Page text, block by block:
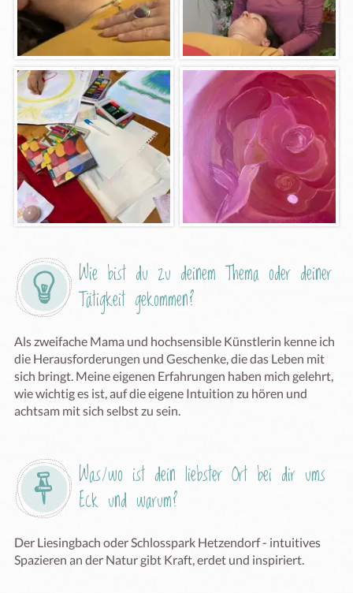
Wie bist du zu deinem Thema oder deiner
Tätigkeit gekommen?
Als zweifache Mama und hochsensible Künstlerin kenne ich
die Herausforderungen und Geschenke, die das Leben mit
sich bringt. Meine eigenen Erfahrungen haben mich gelehrt,
wie wichtig es ist, auf die eigene Intuition zu hören und
Was/wo ist dein liebster Ort bei dir ums
Eck und warum?
Der Liesingbach oder Schlosspark Hetzendorf - intuitives
Spazieren an der Natur gibt Kraft, erdet und inspiriert.